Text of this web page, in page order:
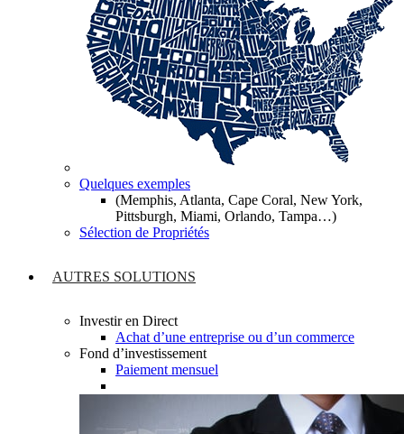
Quelques exemples
(Memphis, Atlanta, Cape Coral, New York,
Pittsburgh, Miami, Orlando, Tampa…)
Sélection de Propriétés
AUTRES SOLUTIONS
Investir en Direct
Achat d’une entreprise ou d’un commerce
Fond d’investissement
Paiement mensuel